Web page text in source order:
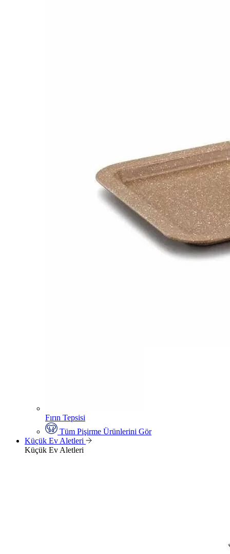
Fırın Tepsisi
Tüm Pişirme Ürünlerini Gör
Küçük Ev Aletleri
Küçük Ev Aletleri